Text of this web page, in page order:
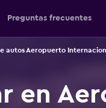
Preguntas frecuentes
autos Aeropuerto
en